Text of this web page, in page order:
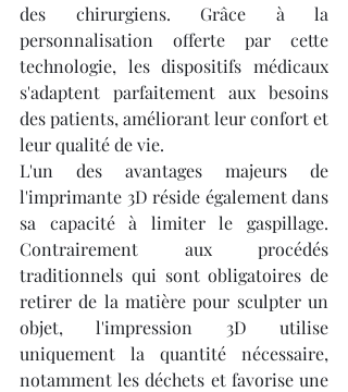
des chirurgiens. Grâce à la
personnalisation offerte par cette
technologie, les dispositifs médicaux
s'adaptent parfaitement aux besoins
des patients, améliorant leur confort et
leur qualité de vie.
L'un des avantages majeurs de
l'imprimante 3D réside également dans
sa capacité à limiter le gaspillage.
Contrairement aux procédés
traditionnels qui sont obligatoires de
retirer de la matière pour sculpter un
objet, l'impression 3D utilise
uniquement la quantité nécessaire,
notamment les déchets et favorise une